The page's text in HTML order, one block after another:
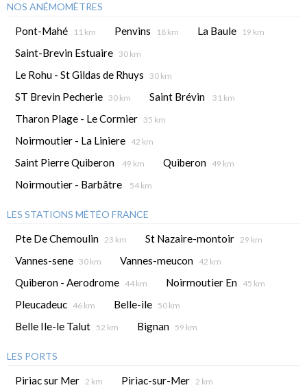
NOS ANÉMOMÈTRES
Pont-Mahé 11 km Penvins 18 km La Baule 19 km
Saint-Brevin Estuaire 30 km
Le Rohu - St Gildas de Rhuys 30 km
ST Brevin Pecherie 30 km Saint Brévin 31 km
Tharon Plage - Le Cormier 35 km
Noirmoutier - La Liniere 42 km
Saint Pierre Quiberon 49 km Quiberon 49 km
Noirmoutier - Barbâtre 54 km
LES STATIONS MÉTÉO FRANCE
Pte De Chemoulin 23 km St Nazaire-montoir 29 km
Vannes-sene 30 km Vannes-meucon 42 km
Quiberon - Aerodrome 44 km Noirmoutier En 45 km
Pleucadeuc 46 km Belle-ile 50 km
Belle Ile-le Talut 52 km Bignan 59 km
LES PORTS
Piriac sur Mer 2 km Piriac-sur-Mer 2 km